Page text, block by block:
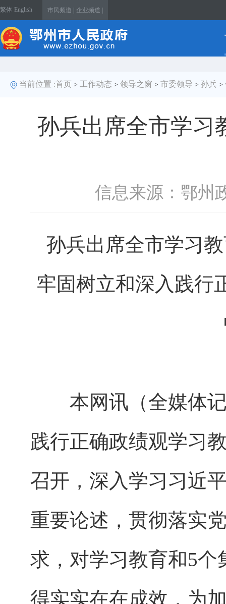
繁体 English 市民频道 | 企业频道 |
当前位置 :首页 > 工作动态 > 领导之窗 > 市委领导 > 孙兵 >
孙兵出席全市学习
信息来源：鄂州
孙兵出席全市学习
牢固树立和深入践
本网讯（全媒体记
践行正确政绩观学习
召开，深入学习习近
重要论述，贯彻落实
求，对学习教育和5
得实实在在成效，为